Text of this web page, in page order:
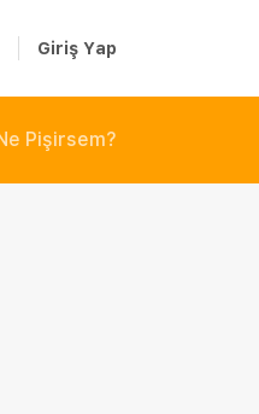
Giriş Yap
Pişirsem?